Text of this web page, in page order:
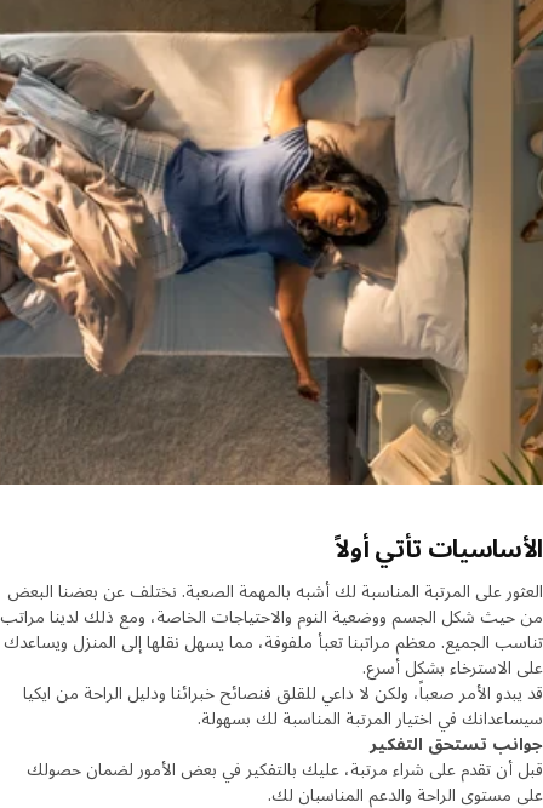
تأتي أولاً
على المرتبة المناسبة لك أشبه بالمهمة الصعبة. نختلف عن بعضنا البعض
شكل الجسم ووضعية النوم والاحتياجات الخاصة، ومع ذلك لدينا مراتب
الجميع. معظم مراتبنا تعبأ ملفوفة، مما يسهل نقلها إلى المنزل ويساعدك
الاسترخاء بشكل أسرع.
الأمر صعباً، ولكن لا داعي للقلق فنصائح خبرائنا ودليل الراحة من ايكيا
في اختيار المرتبة المناسبة لك بسهولة.
تستحق التفكير
أن تقدم على شراء مرتبة، عليك بالتفكير في بعض الأمور لضمان حصولك
الراحة والدعم المناسبان لك.